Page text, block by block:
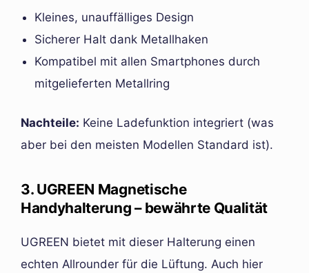
Kleines, unauffälliges Design
Sicherer Halt dank Metallhaken
Kompatibel mit allen Smartphones durch
mitgelieferten Metallring
Nachteile: Keine Ladefunktion integriert (was
aber bei den meisten Modellen Standard ist).
3. UGREEN Magnetische
Handyhalterung – bewährte Qualität
UGREEN bietet mit dieser Halterung einen
echten Allrounder für die Lüftung. Auch hier